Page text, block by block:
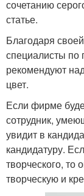
сочетанию
статье.
Благодаря
специалисты по
рекомендуют
цвет.
Если фирме
сотрудник,
увидит в
кандидатуру.
творческого, то
творческую и